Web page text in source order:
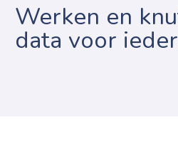
Werken en
data voor